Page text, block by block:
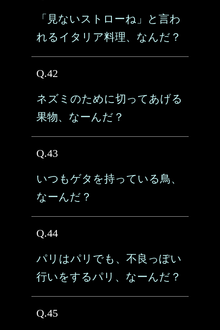
「見ないストローね」と言わ
れるイタリア料理、なんだ？
Q.42
ネズミのために切ってあげる
果物、なーんだ？
Q.43
いつもゲタを持っている鳥、
なーんだ？
Q.44
パリはパリでも、不良っぽい
行いをするパリ、なーんだ？
Q.45